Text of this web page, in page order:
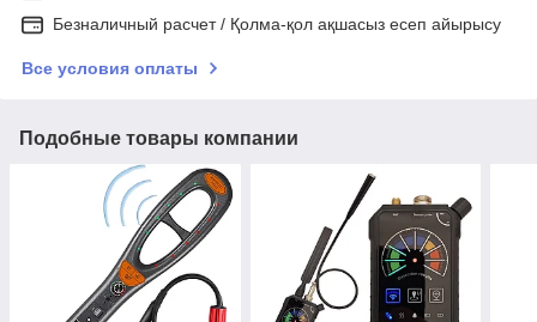
Безналичный расчет / Қолма-қол ақшасыз есеп айырысу
Все условия оплаты
Подобные товары компании